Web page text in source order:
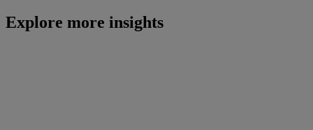
Explore more insights